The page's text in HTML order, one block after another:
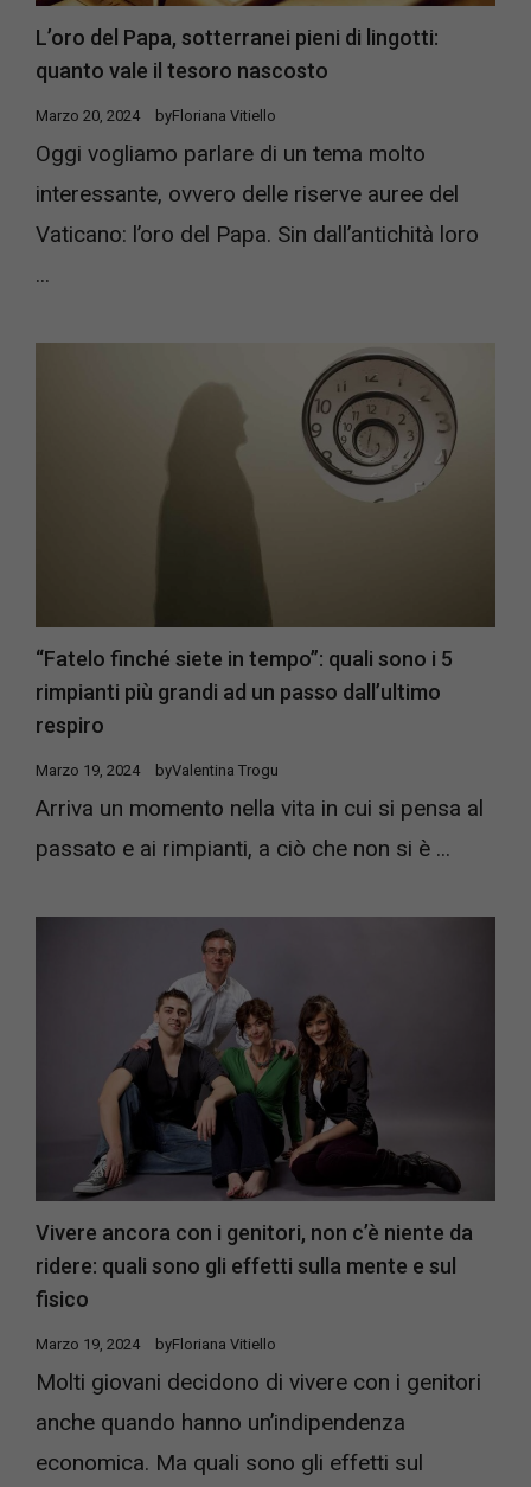
L’oro del Papa, sotterranei pieni di lingotti:
quanto vale il tesoro nascosto
Marzo 20, 2024 byFloriana Vitiello
Oggi vogliamo parlare di un tema molto
interessante, ovvero delle riserve auree del
Vaticano: l’oro del Papa. Sin dall’antichità loro
...
“Fatelo finché siete in tempo”: quali sono i 5
rimpianti più grandi ad un passo dall’ultimo
respiro
Marzo 19, 2024 byValentina Trogu
Arriva un momento nella vita in cui si pensa al
passato e ai rimpianti, a ciò che non si è ...
Vivere ancora con i genitori, non c’è niente da
ridere: quali sono gli effetti sulla mente e sul
fisico
Marzo 19, 2024 byFloriana Vitiello
Molti giovani decidono di vivere con i genitori
anche quando hanno un’indipendenza
economica. Ma quali sono gli effetti sul